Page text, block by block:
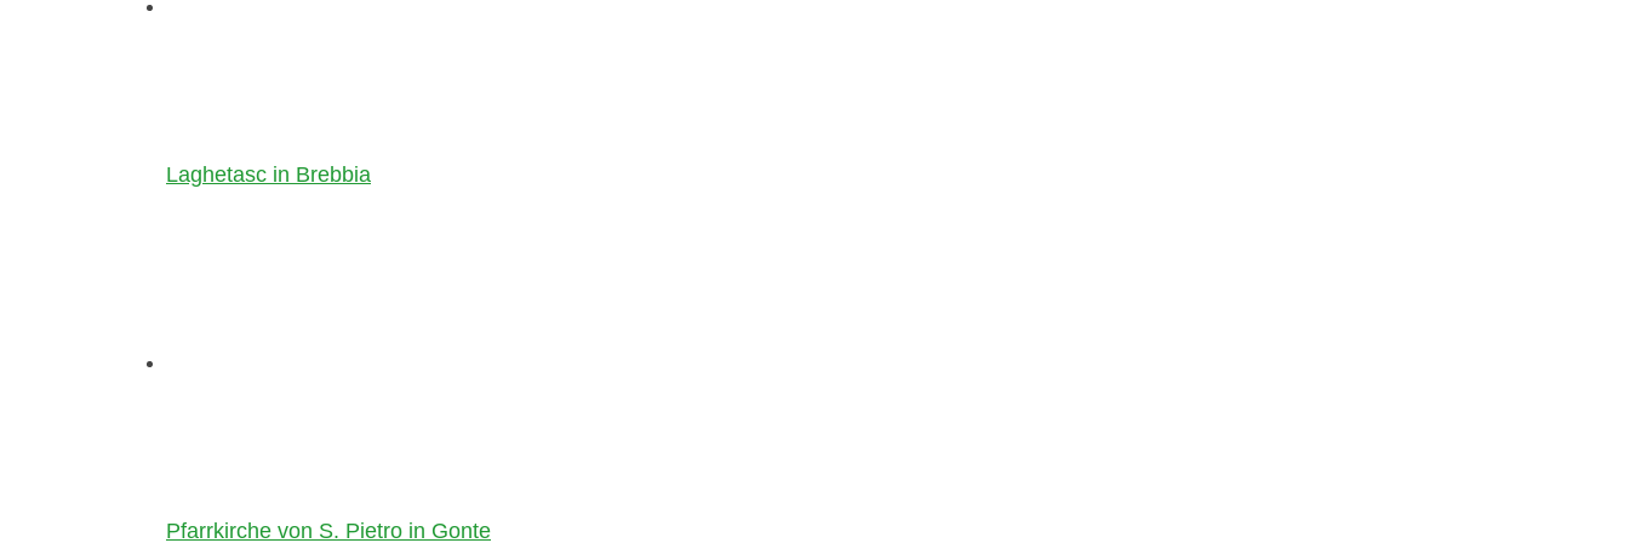
Laghetasc in Brebbia
Pfarrkirche von S. Pietro in Gonte